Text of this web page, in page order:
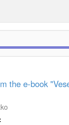
the e-book